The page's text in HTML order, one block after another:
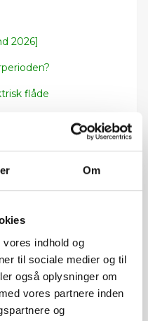
Om
indhold og
til sociale medier og til
også oplysninger om
vores partnere inden
og
2026]
flåde
og modtag de